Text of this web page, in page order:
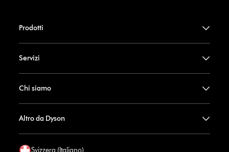
Prodotti
Servizi
Chi siamo
Altro da Dyson